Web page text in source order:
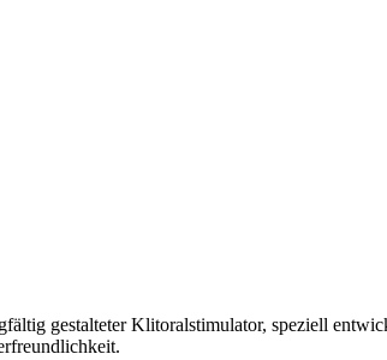
gestalteter Klitoralstimulator, speziell